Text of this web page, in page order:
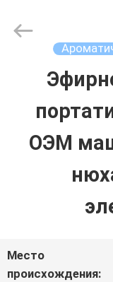
ПРОДУКТЫ
РОЛИКИ
Online
ОЭМ
Место
происхождения: